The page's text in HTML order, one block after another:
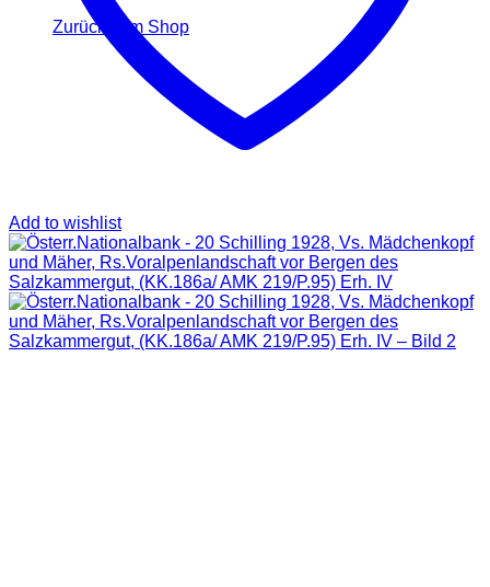
Zurück zum Shop
Add to wishlist